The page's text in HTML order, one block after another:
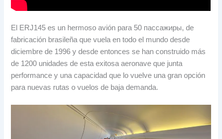
El ERJ145 es un hermoso avión para 50 пассажиры,de
fabricación brasileña que vuela en todo el mundo desde
diciembre de 1996y desde entonces se han construido más
de 1200 unidades de esta exitosa aeronave que junta
performance y una capacidad que lo vuelve una gran opción
para nuevas rutas o vuelos de baja demanda.